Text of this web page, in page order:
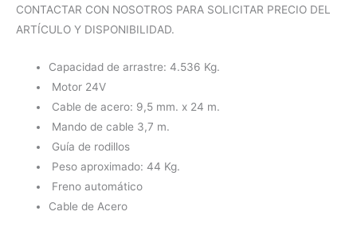
CONTACTAR CON NOSOTROS PARA SOLICITAR PRECIO DEL
ARTÍCULO Y DISPONIBILIDAD.
Capacidad de arrastre: 4.536 Kg.
Motor 24V
Cable de acero: 9,5 mm. x 24 m.
Mando de cable 3,7 m.
Guía de rodillos
Peso aproximado: 44 Kg.
Freno automático
Cable de Acero